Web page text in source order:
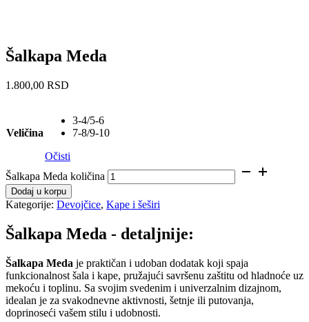
Šalkapa Meda
1.800,00 RSD
Veličina
3-4/5-6
7-8/9-10
Očisti
Šalkapa Meda količina
Dodaj u korpu
Kategorije: Devojčice, Kape i šeširi
Šalkapa Meda - detaljnije:
Šalkapa Meda je praktičan i udoban dodatak koji spaja
funkcionalnost šala i kape, pružajući savršenu zaštitu od hladnoće uz
mekoću i toplinu. Sa svojim svedenim i univerzalnim dizajnom,
idealan je za svakodnevne aktivnosti, šetnje ili putovanja,
doprinoseći vašem stilu i udobnosti.